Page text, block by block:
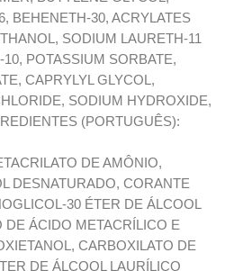
BEHENETH-30, ACRYLATES
SODIUM LAURETH-11
POTASSIUM SORBATE,
CAPRYLYL GLYCOL,
SODIUM HYDROXIDE,
(PORTUGUÊS):
DE AMÔNIO,
DESNATURADO, CORANTE
30 ÉTER DE ÁLCOOL
ÁCIDO METACRÍLICO E
CARBOXILATO DE
DE ÁLCOOL LAURÍLICO